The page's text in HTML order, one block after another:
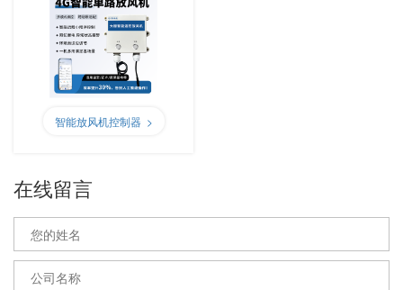
智能放风机控制器 >
在线留言